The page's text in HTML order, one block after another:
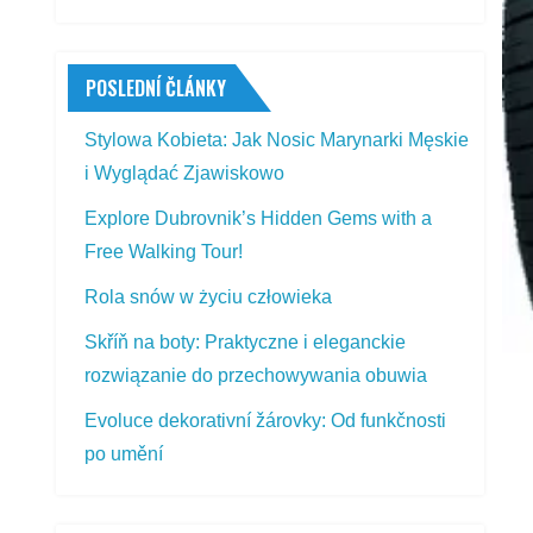
POSLEDNÍ ČLÁNKY
Stylowa Kobieta: Jak Nosic Marynarki Męskie
i Wyglądać Zjawiskowo
Explore Dubrovnik’s Hidden Gems with a
Free Walking Tour!
Rola snów w życiu człowieka
Skříň na boty: Praktyczne i eleganckie
rozwiązanie do przechowywania obuwia
Evoluce dekorativní žárovky: Od funkčnosti
po umění